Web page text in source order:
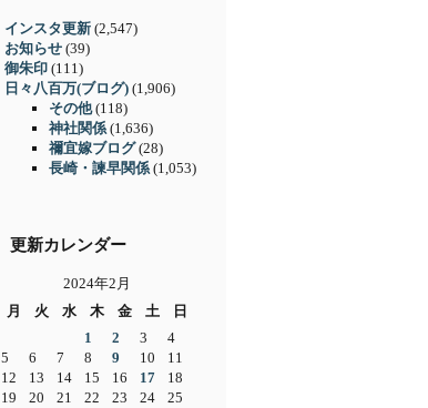
インスタ更新 (2,547)
お知らせ (39)
御朱印 (111)
日々八百万(ブログ) (1,906)
その他(118)
神社関係 (1,636)
禰宜嫁ブログ(28)
長崎・諫早関係 (1,053)
更新カレンダー
2024年2月
月
火 水 木 金 土
日
1
2 3
4
5
6 7 8 9 10
11
12
13 14 15 16 17
18
19
20 21 22 23 24
25